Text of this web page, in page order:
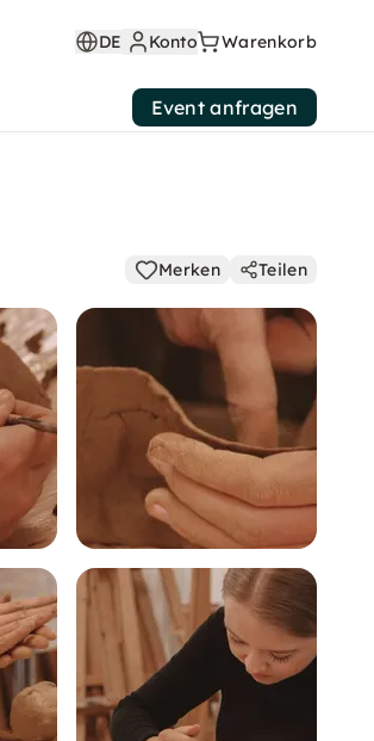
DE Konto Warenkorb
Event anfragen
Merken Teilen